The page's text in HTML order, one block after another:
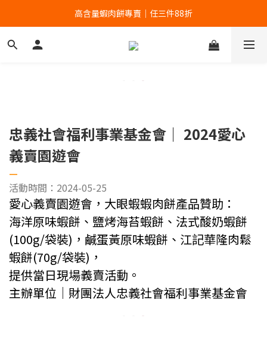
高含量蝦肉餅專賣｜任三件88折
高含量蝦肉餅專賣｜任三件88折
全館滿699贈蝦餅輕巧包！
忠義社會福利事業基金會｜ 2024愛心
義賣園遊會
—
活動時間：2024-05-25
愛心義賣園遊會，大眼蝦蝦肉餅產品贊助：
海洋原味蝦餅、鹽烤海苔蝦餅、法式酸奶蝦餅
(100g/袋裝)，鹹蛋黃原味蝦餅、江記華隆肉鬆
蝦餅(70g/袋裝)，
提供當日現場義賣活動。
主辦單位｜財團法人忠義社會福利事業基金會